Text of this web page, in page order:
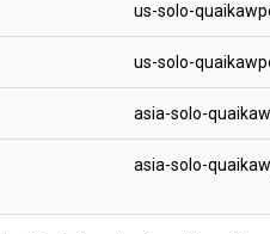
us-solo-
us-solo-
asia-solo-
asia-solo-